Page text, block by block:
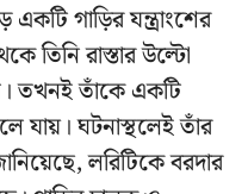
গাড়ির যন্ত্রাংশের
তিনি রাস্তার উল্টো
তখনই তাঁকে একটি
যায়। ঘটনাস্থলেই তাঁর
লরিটিকে বরদার